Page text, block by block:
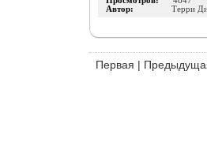
Автор: Терри
Первая |